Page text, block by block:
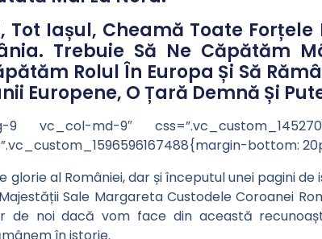
Tot Iașul, Cheamă Toate
Trebuie Să Ne Căpătăm
Rolul În Europa Și Să
Europene, O Țară Demnă Și
vc_col-md-9″
bottom:
glorie al României, dar și începutul unei pagini
Sale Margareta Custodele Coroanei
de noi dacă vom face din această